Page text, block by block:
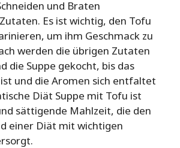
und Braten
Es ist wichtig, den Tofu
um ihm Geschmack zu
werden die übrigen Zutaten
die Suppe gekocht, bis das
und die Aromen sich entfaltet
Diät Suppe mit Tofu ist
sättigende Mahlzeit, die den
einer Diät mit wichtigen